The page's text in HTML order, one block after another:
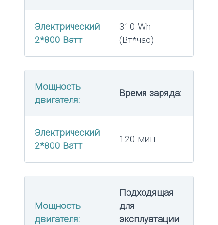
Электрический
2*800 Ватт
310 Wh
(Вт*час)
Мощность
двигателя:
Время заряда:
Электрический
2*800 Ватт
120 мин
Мощность
двигателя:
Подходящая
для
эксплуатации